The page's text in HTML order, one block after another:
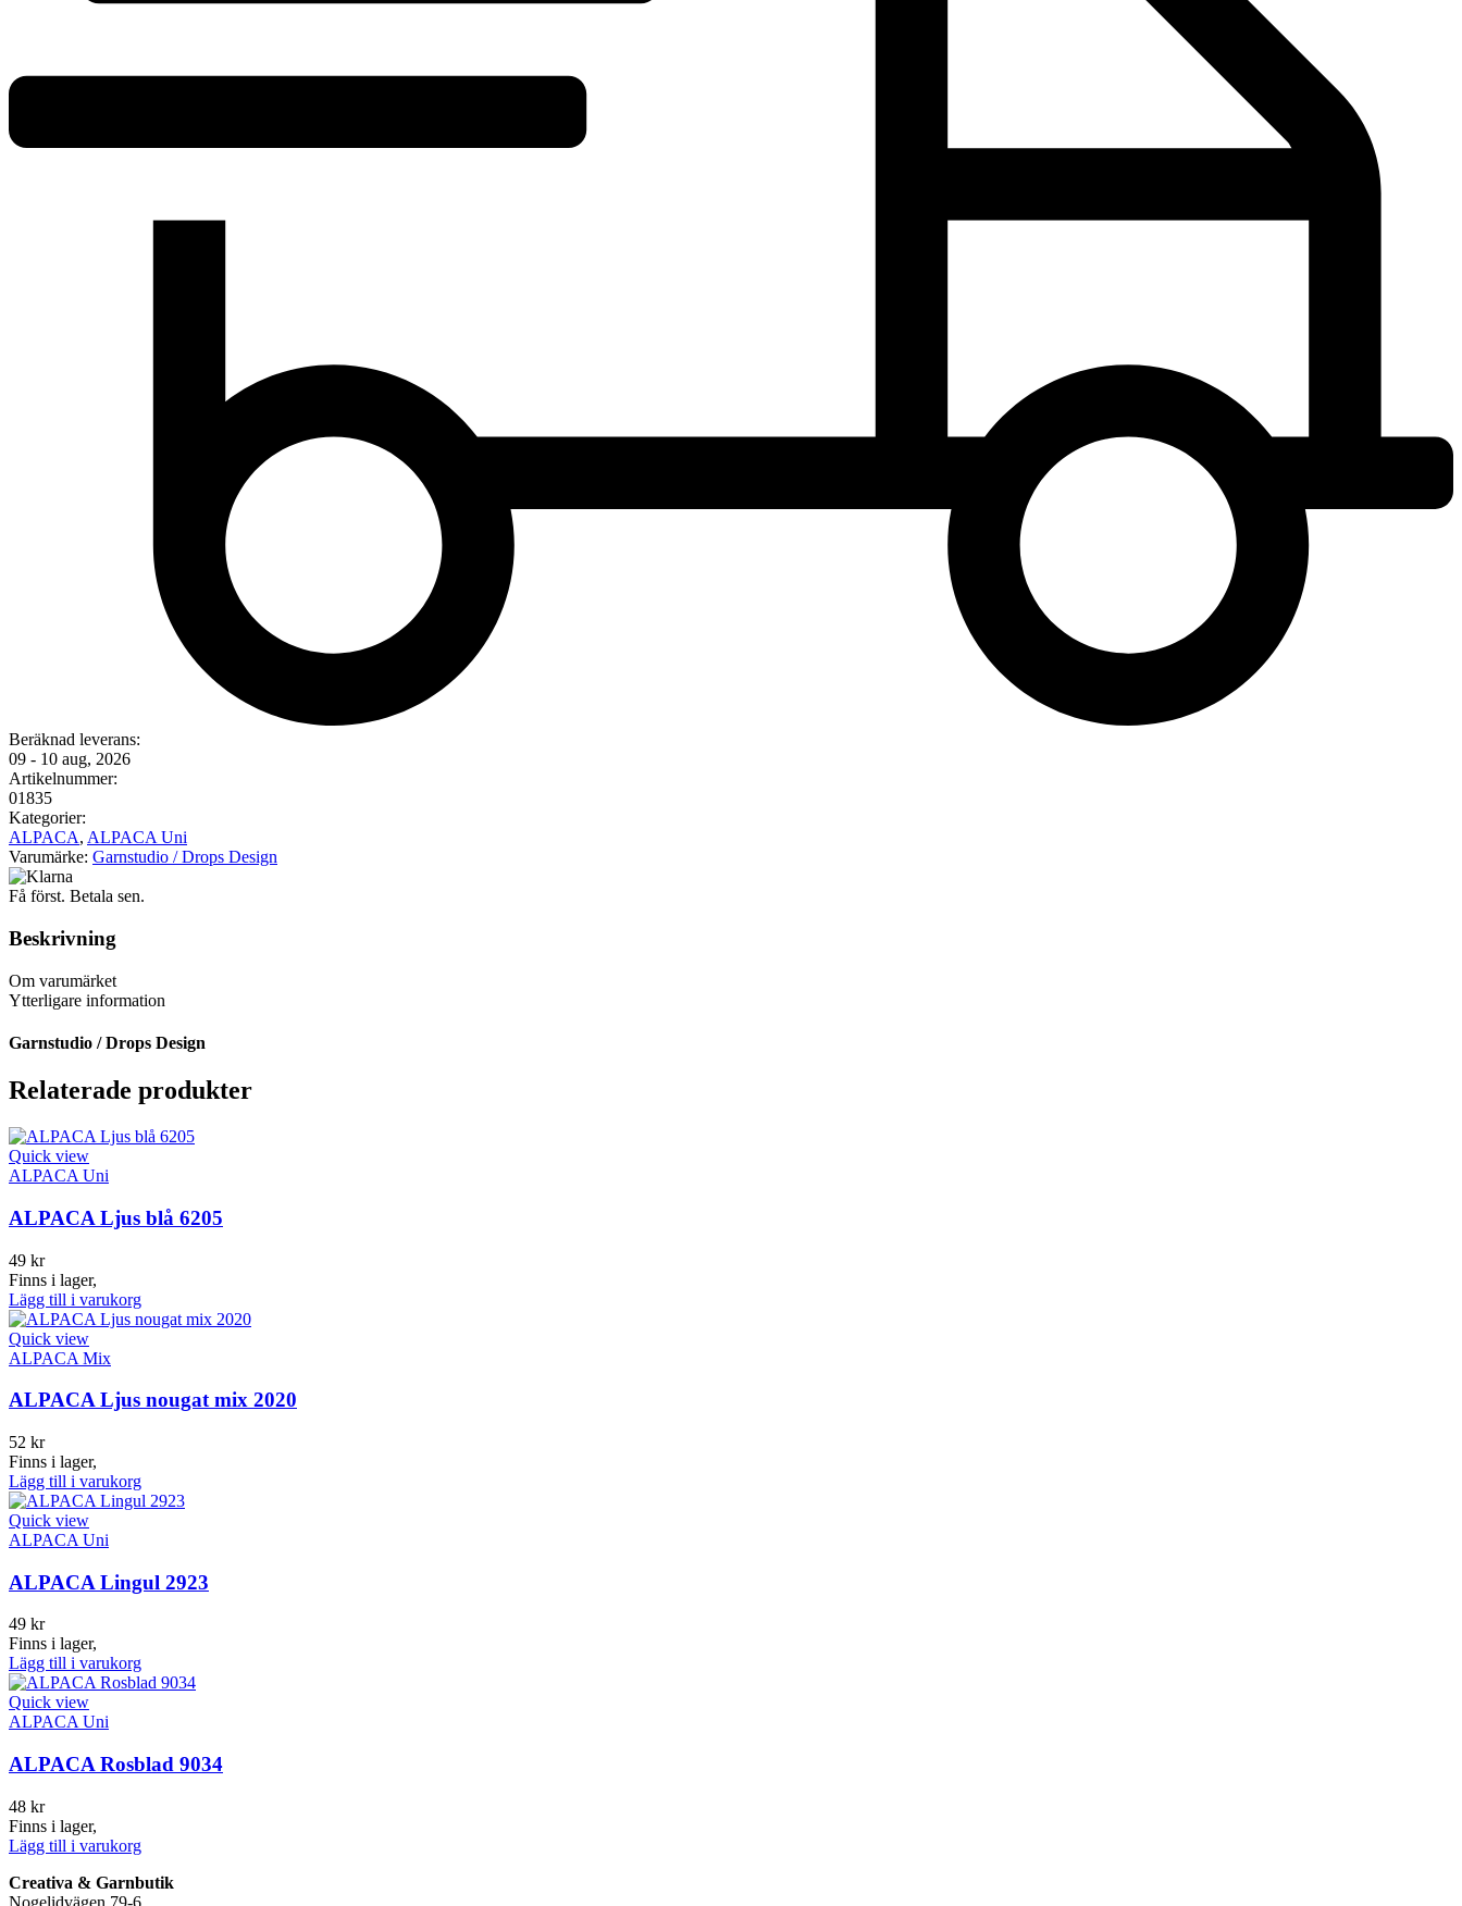
Beräknad leverans:
09 - 10 aug, 2026
Artikelnummer:
01835
Kategorier:
ALPACA, ALPACA Uni
Varumärke: Garnstudio / Drops Design
Få först. Betala sen.
Beskrivning
Om varumärket
Ytterligare information
Garnstudio / Drops Design
Relaterade produkter
Quick view
ALPACA Uni
ALPACA Ljus blå 6205
49 kr
Finns i lager,
Lägg till i varukorg
Quick view
ALPACA Mix
ALPACA Ljus nougat mix 2020
52 kr
Finns i lager,
Lägg till i varukorg
Quick view
ALPACA Uni
ALPACA Lingul 2923
49 kr
Finns i lager,
Lägg till i varukorg
Quick view
ALPACA Uni
ALPACA Rosblad 9034
48 kr
Finns i lager,
Lägg till i varukorg
Creativa & Garnbutik
Nogelidvägen 79-6